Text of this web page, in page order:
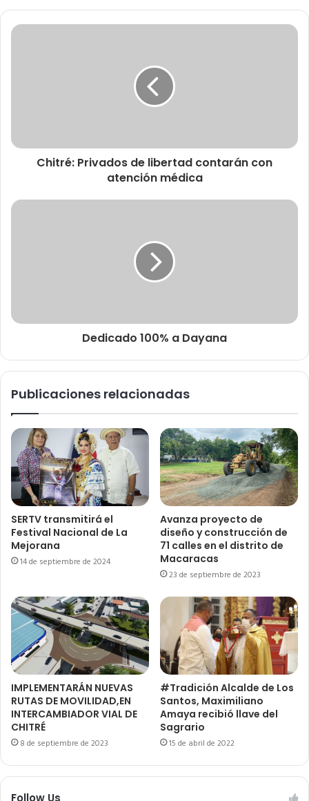
Chitré: Privados de libertad contarán con
atención médica
Dedicado 100% a Dayana
Publicaciones relacionadas
SERTV transmitirá el
Festival Nacional de La
Mejorana
14 de septiembre de 2024
Avanza proyecto de
diseño y construcción de
71 calles en el distrito de
Macaracas
23 de septiembre de 2023
IMPLEMENTARÁN NUEVAS
RUTAS DE MOVILIDAD,EN
INTERCAMBIADOR VIAL DE
CHITRÉ
8 de septiembre de 2023
#Tradición Alcalde de Los
Santos, Maximiliano
Amaya recibió llave del
Sagrario
15 de abril de 2022
Follow Us